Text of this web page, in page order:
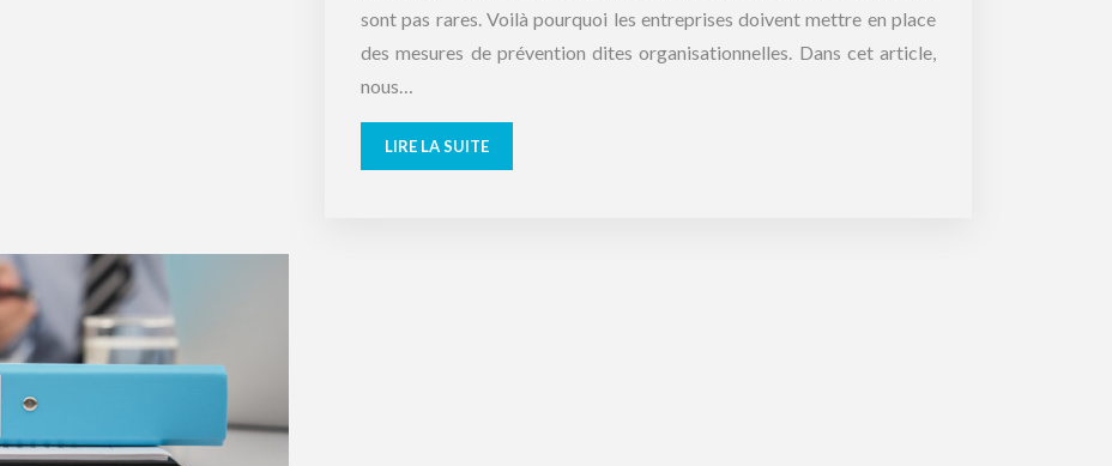
sont pas rares. Voilà pourquoi les entreprises doivent mettre en place
des mesures de prévention dites organisationnelles. Dans cet article,
nous…
LIRE LA SUITE